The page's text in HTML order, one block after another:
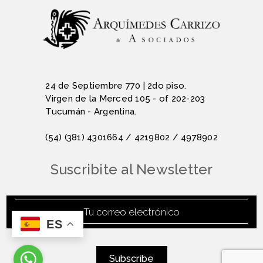
24 de Septiembre 770 | 2do piso.
Virgen de la Merced 105 - of 202-203
Tucumán - Argentina.
(54) (381) 4301664 / 4219802 / 4978902
Suscribite al Newsletter
ES